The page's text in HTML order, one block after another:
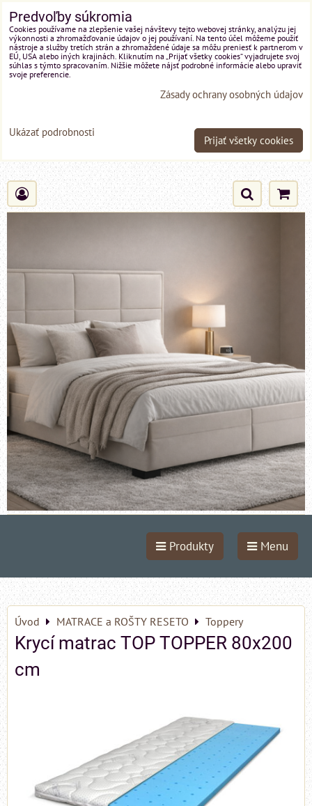
Produkty Menu
Úvod MATRACE a ROŠTY RESETO Toppery
Krycí matrac TOP TOPPER 80x200
cm
Predvoľby súkromia
Cookies používame na zlepšenie vašej návštevy tejto webovej stránky, analýzu jej
výkonnosti a zhromažďovanie údajov o jej používaní. Na tento účel môžeme použiť
nástroje a služby tretích strán a zhromaždené údaje sa môžu preniesť k partnerom v
EÚ, USA alebo iných krajinách. Kliknutím na „Prijať všetky cookies“ vyjadrujete svoj
súhlas s týmto spracovaním. Nižšie môžete nájsť podrobné informácie alebo upraviť
svoje preferencie.
Zásady ochrany osobných údajov
Ukázať podrobnosti
Prijať všetky cookies